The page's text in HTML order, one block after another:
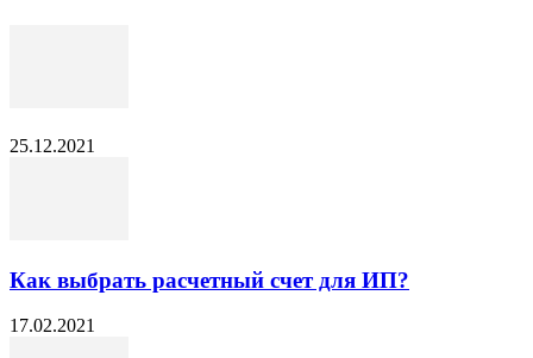
25.12.2021
Как выбрать расчетный счет для ИП?
17.02.2021